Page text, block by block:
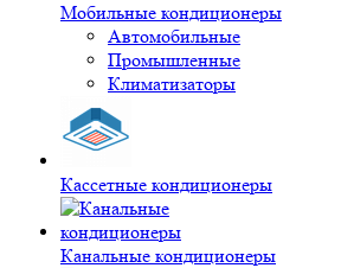
Мобильные кондиционеры
Автомобильные
Промышленные
Климатизаторы
Кассетные кондиционеры
Канальные кондиционеры